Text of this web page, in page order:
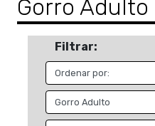
Gorro Adulto
Filtrar: